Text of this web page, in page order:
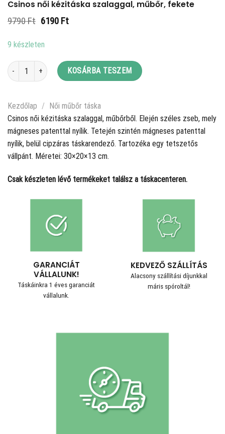
Csinos női kézitáska szalaggal, műbőr, fekete
9790Ft Original
9790 Ft.
6190 FtCurrent
9 készleten
Csinos női kézitáska szalaggal, műbőr, fekete mennyiség
KOSÁRBA TESZEM
Kezdőlap /
Női műbőr táska
Csinos női kézitáska szalaggal, műbőrből. Elején széles zseb, mely
mágneses patenttal nyílik. Tetején szintén mágneses patenttal
nyílik, belül cipzáras táskarendező. Tartozéka egy tetszetős
vállpánt. Méretei: 30×20×13 cm.
Csak készleten lévő termékeket találsz a táskacenteren.
GARANCIÁT
VÁLLALUNK!
Táskáinkra 1 éves garanciát
vállalunk.
KEDVEZŐ SZÁLLÍTÁS
Alacsony szállítási díjunkkal
máris spóroltál!